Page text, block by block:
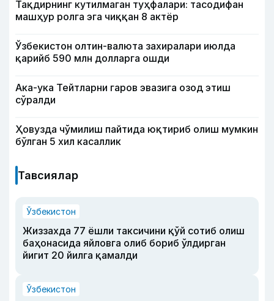
Тақдирнинг кутилмаган туҳфалари: тасодифан
машҳур ролга эга чиққан 8 актёр
Ўзбекистон олтин-валюта захиралари июлда
қарийб 590 млн долларга ошди
Ака-ука Тейтларни гаров эвазига озод этиш
сўралди
Ҳовузда чўмилиш пайтида юқтириб олиш мумкин
бўлган 5 хил касаллик
Тавсиялар
Ўзбекистон
Жиззахда 77 ёшли таксичини қўй сотиб олиш
баҳонасида яйловга олиб бориб ўлдирган
йигит 20 йилга қамалди
Ўзбекистон